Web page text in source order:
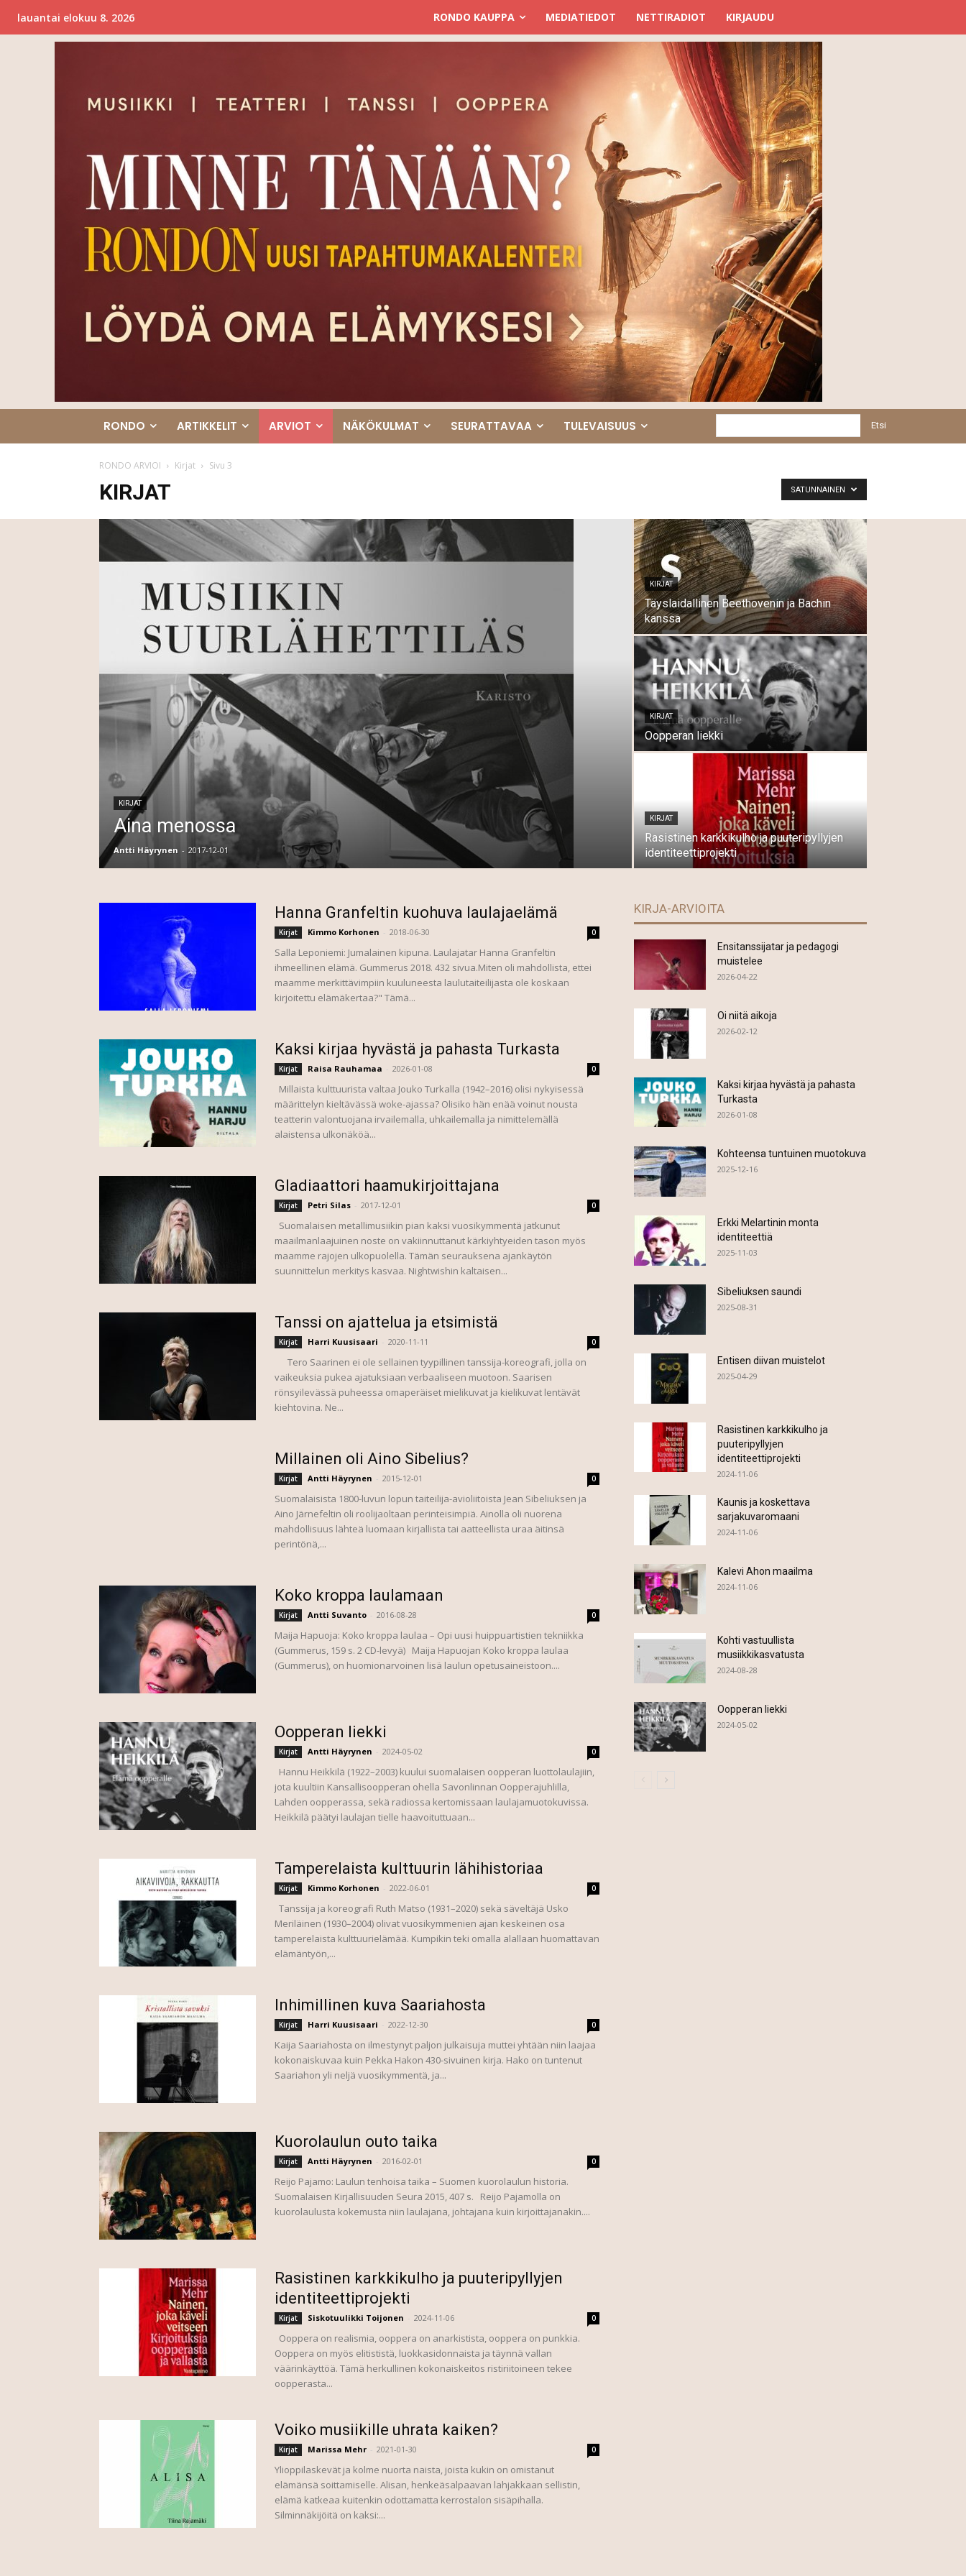
lauantai elokuu 8. 2026 RONDO KAUPPA MEDIATIEDOT NETTIRADIOT KIRJAUDU
RONDO ARTIKKELIT ARVIOT NÄKÖKULMAT SEURATTAVAA TULEVAISUUS Etsi
RONDO ARVIOI Kirjat Sivu 3
KIRJAT SATUNNAINEN
KIRJAT
Aina menossa
Antti Häyrynen - 2017-12-01
KIRJAT
Täyslaidallinen Beethovenin ja Bachin
kanssa
KIRJAT
Oopperan liekki
KIRJAT
Rasistinen karkkikulho ja puuteripyllyjen
identiteettiprojekti
Hanna Granfeltin kuohuva laulajaelämä
Kirjat Kimmo Korhonen - 2018-06-30 0
Salla Leponiemi: Jumalainen kipuna. Laulajatar Hanna Granfeltin
ihmeellinen elämä. Gummerus 2018. 432 sivua.Miten oli mahdollista, ettei
maamme merkittävimpiin kuuluneesta laulutaiteilijasta ole koskaan
kirjoitettu elämäkertaa?" Tämä...
Kaksi kirjaa hyvästä ja pahasta Turkasta
Kirjat Raisa Rauhamaa - 2026-01-08 0
Millaista kulttuurista valtaa Jouko Turkalla (1942–2016) olisi nykyisessä
määrittelyn kieltävässä woke-ajassa? Olisiko hän enää voinut nousta
teatterin valontuojana irvailemalla, uhkailemalla ja nimittelemällä
alaistensa ulkonäköä...
Gladiaattori haamukirjoittajana
Kirjat Petri Silas - 2017-12-01 0
Suomalaisen metallimusiikin pian kaksi vuosikymmentä jatkunut
maailmanlaajuinen noste on vakiinnuttanut kärkiyhtyeiden tason myös
maamme rajojen ulkopuolella. Tämän seurauksena ajankäytön
suunnittelun merkitys kasvaa. Nightwishin kaltaisen...
Tanssi on ajattelua ja etsimistä
Kirjat Harri Kuusisaari - 2020-11-11 0
Tero Saarinen ei ole sellainen tyypillinen tanssija-koreografi, jolla on
vaikeuksia pukea ajatuksiaan verbaaliseen muotoon. Saarisen
rönsyilevässä puheessa omaperäiset mielikuvat ja kielikuvat lentävät
kiehtovina. Ne...
Millainen oli Aino Sibelius?
Kirjat Antti Häyrynen - 2015-12-01 0
Suomalaisista 1800-luvun lopun taiteilija-avioliitoista Jean Sibeliuksen ja
Aino Järnefeltin oli roolijaoltaan perinteisimpiä. Ainolla oli nuorena
mahdollisuus lähteä luomaan kirjallista tai aatteellista uraa äitinsä
perintönä,...
Koko kroppa laulamaan
Kirjat Antti Suvanto - 2016-08-28 0
Maija Hapuoja: Koko kroppa laulaa – Opi uusi huippuartistien tekniikka
(Gummerus, 159 s. 2 CD-levyä) Maija Hapuojan Koko kroppa laulaa
(Gummerus), on huomionarvoinen lisä laulun opetusaineistoon....
Oopperan liekki
Kirjat Antti Häyrynen - 2024-05-02 0
Hannu Heikkilä (1922–2003) kuului suomalaisen oopperan luottolaulajiin,
jota kuultiin Kansallisoopperan ohella Savonlinnan Oopperajuhlilla,
Lahden oopperassa, sekä radiossa kertomissaan laulajamuotokuvissa.
Heikkilä päätyi laulajan tielle haavoituttuaan...
Tamperelaista kulttuurin lähihistoriaa
Kirjat Kimmo Korhonen - 2022-06-01 0
Tanssija ja koreografi Ruth Matso (1931–2020) sekä säveltäjä Usko
Meriläinen (1930–2004) olivat vuosikymmenien ajan keskeinen osa
tamperelaista kulttuurielämää. Kumpikin teki omalla alallaan huomattavan
elämäntyön,...
Inhimillinen kuva Saariahosta
Kirjat Harri Kuusisaari - 2022-12-30 0
Kaija Saariahosta on ilmestynyt paljon julkaisuja muttei yhtään niin laajaa
kokonaiskuvaa kuin Pekka Hakon 430-sivuinen kirja. Hako on tuntenut
Saariahon yli neljä vuosikymmentä, ja...
Kuorolaulun outo taika
Kirjat Antti Häyrynen - 2016-02-01 0
Reijo Pajamo: Laulun tenhoisa taika – Suomen kuorolaulun historia.
Suomalaisen Kirjallisuuden Seura 2015, 407 s. Reijo Pajamolla on
kuorolaulusta kokemusta niin laulajana, johtajana kuin kirjoittajanakin....
Rasistinen karkkikulho ja puuteripyllyjen
identiteettiprojekti
Kirjat Siskotuulikki Toijonen - 2024-11-06 0
Ooppera on realismia, ooppera on anarkistista, ooppera on punkkia.
Ooppera on myös elitististä, luokkasidonnaista ja täynnä vallan
väärinkäyttöä. Tämä herkullinen kokonaiskeitos ristiriitoineen tekee
oopperasta...
Voiko musiikille uhrata kaiken?
Kirjat Marissa Mehr - 2021-01-30 0
Ylioppilaskevät ja kolme nuorta naista, joista kukin on omistanut
elämänsä soittamiselle. Alisan, henkeäsalpaavan lahjakkaan sellistin,
elämä katkeaa kuitenkin odottamatta kerrostalon sisäpihalla.
Silminnäkijöitä on kaksi:...
KIRJA-ARVIOITA
Ensitanssijatar ja pedagogi
muistelee
2026-04-22
Oi niitä aikoja
2026-02-12
Kaksi kirjaa hyvästä ja pahasta
Turkasta
2026-01-08
Kohteensa tuntuinen muotokuva
2025-12-16
Erkki Melartinin monta
identiteettiä
2025-11-03
Sibeliuksen saundi
2025-08-31
Entisen diivan muistelot
2025-04-29
Rasistinen karkkikulho ja
puuteripyllyjen
identiteettiprojekti
2024-11-06
Kaunis ja koskettava
sarjakuvaromaani
2024-11-06
Kalevi Ahon maailma
2024-11-06
Kohti vastuullista
musiikkikasvatusta
2024-08-28
Oopperan liekki
2024-05-02